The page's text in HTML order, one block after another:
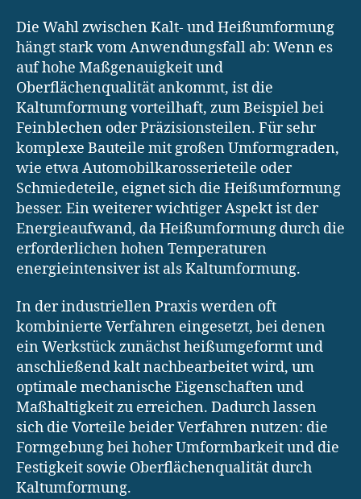
Die Wahl zwischen Kalt- und Heißumformung
hängt stark vom Anwendungsfall ab: Wenn es
auf hohe Maßgenauigkeit und
Oberflächenqualität ankommt, ist die
Kaltumformung vorteilhaft, zum Beispiel bei
Feinblechen oder Präzisionsteilen. Für sehr
komplexe Bauteile mit großen Umformgraden,
wie etwa Automobilkarosserieteile oder
Schmiedeteile, eignet sich die Heißumformung
besser. Ein weiterer wichtiger Aspekt ist der
Energieaufwand, da Heißumformung durch die
erforderlichen hohen Temperaturen
energieintensiver ist als Kaltumformung.
In der industriellen Praxis werden oft
kombinierte Verfahren eingesetzt, bei denen
ein Werkstück zunächst heißumgeformt und
anschließend kalt nachbearbeitet wird, um
optimale mechanische Eigenschaften und
Maßhaltigkeit zu erreichen. Dadurch lassen
sich die Vorteile beider Verfahren nutzen: die
Formgebung bei hoher Umformbarkeit und die
Festigkeit sowie Oberflächenqualität durch
Kaltumformung.